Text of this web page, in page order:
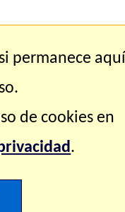
permanece aquí
de cookies en
.